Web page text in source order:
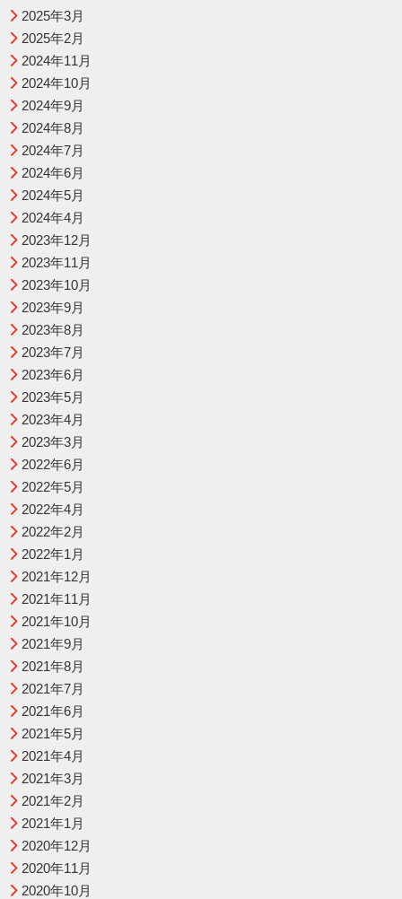
2025年3月
2025年2月
2024年11月
2024年10月
2024年9月
2024年8月
2024年7月
2024年6月
2024年5月
2024年4月
2023年12月
2023年11月
2023年10月
2023年9月
2023年8月
2023年7月
2023年6月
2023年5月
2023年4月
2023年3月
2022年6月
2022年5月
2022年4月
2022年2月
2022年1月
2021年12月
2021年11月
2021年10月
2021年9月
2021年8月
2021年7月
2021年6月
2021年5月
2021年4月
2021年3月
2021年2月
2021年1月
2020年12月
2020年11月
2020年10月